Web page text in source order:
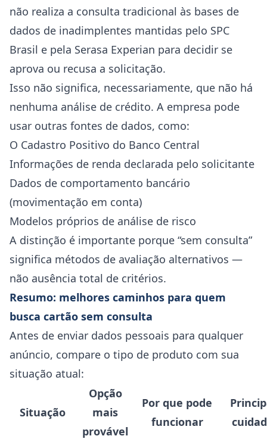
não realiza a consulta tradicional às bases de
dados de inadimplentes mantidas pelo SPC
Brasil e pela Serasa Experian para decidir se
aprova ou recusa a solicitação.
Isso não significa, necessariamente, que não há
nenhuma análise de crédito. A empresa pode
usar outras fontes de dados, como:
O Cadastro Positivo do Banco Central
Informações de renda declarada pelo solicitante
Dados de comportamento bancário
(movimentação em conta)
Modelos próprios de análise de risco
A distinção é importante porque “sem consulta”
significa métodos de avaliação alternativos —
não ausência total de critérios.
Resumo: melhores caminhos para quem
busca cartão sem consulta
Antes de enviar dados pessoais para qualquer
anúncio, compare o tipo de produto com sua
situação atual:
Situação
Opção
mais
provável
Por que pode
funcionar